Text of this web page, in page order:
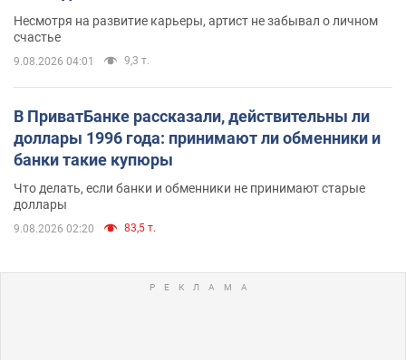
Несмотря на развитие карьеры, артист не забывал о личном
счастье
9.08.2026 04:01 9,3 т.
В ПриватБанке рассказали, действительны ли
доллары 1996 года: принимают ли обменники и
банки такие купюры
Что делать, если банки и обменники не принимают старые
доллары
9.08.2026 02:20 83,5 т.